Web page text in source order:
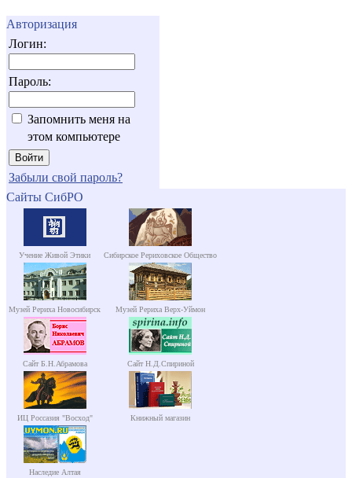
Авторизация
Логин:
Пароль:
Запомнить меня на
этом компьютере
Забыли свой пароль?
Сайты СибРО
Учение Живой Этики Сибирское Рериховское Общество
Музей Рериха Новосибирск Музей Рериха Верх-Уймон
Сайт Б.Н.Абрамова Сайт Н.Д.Спириной
ИЦ Россазия "Восход" Книжный магазин
Наследие Алтая